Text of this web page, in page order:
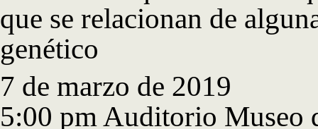
que se relacionan de
genético
7 de marzo de 2019
5:00 pm Auditorio Museo